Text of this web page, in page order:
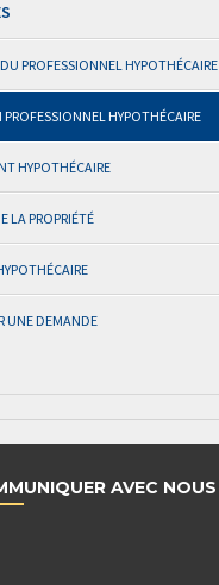
PROFESSIONNEL HYPOTHÉCAIRE
PROFESSIONNEL HYPOTHÉCAIRE
HYPOTHÉCAIRE
LA PROPRIÉTÉ
UNE DEMANDE
AVEC NOUS